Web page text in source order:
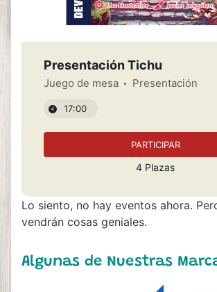
Presentación Tichu
Juego de mesa Presentación
17:00
PARTICIPAR
4 Plazas
Lo siento, no hay eventos ahora.
vendrán cosas geniales.
Algunas de Nuestras